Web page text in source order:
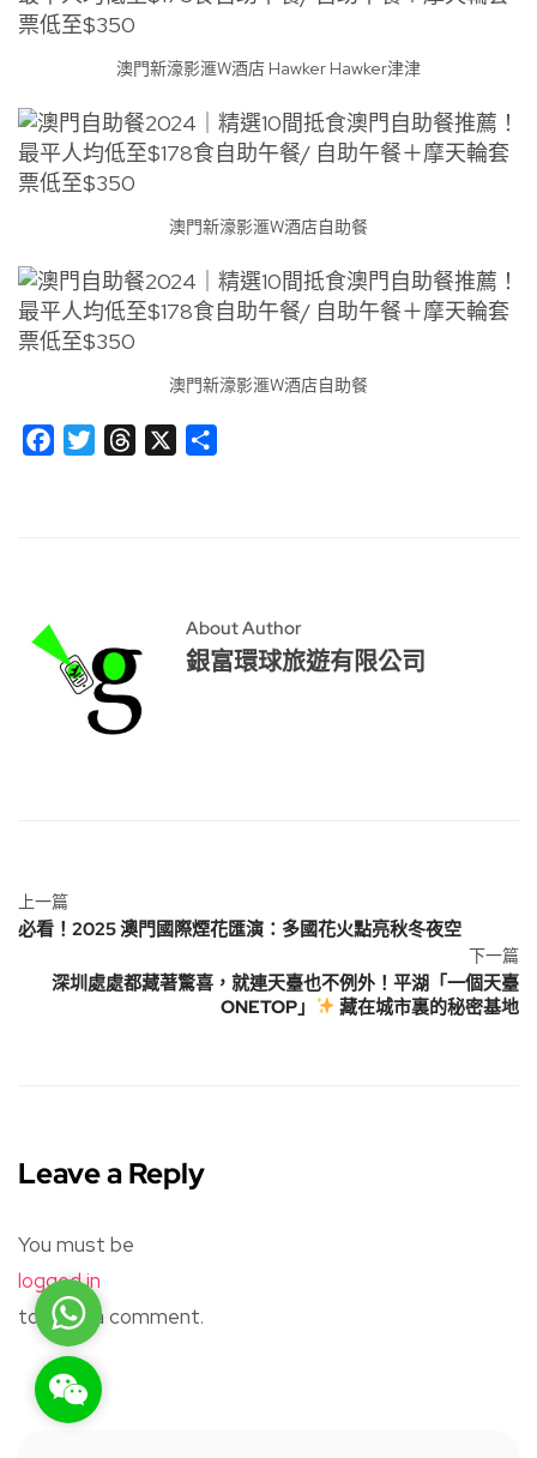
澳門新濠影滙W酒店 Hawker Hawker津津
澳門新濠影滙W酒店自助餐
澳門新濠影滙W酒店自助餐
FacebookTwitterThreads
About Author
銀富環球旅遊有限公司
上一篇
必看！2025 澳門國際煙花匯演：多國花火點亮秋冬夜空
下一篇
深圳處處都藏著驚喜，就連天臺也不例外！平湖「一個天臺
ONETOP」
藏在城市裏的秘密基地
Leave a Reply
You must be
logged in
to post a comment.
WhatsApp
WeChat: rsgt819